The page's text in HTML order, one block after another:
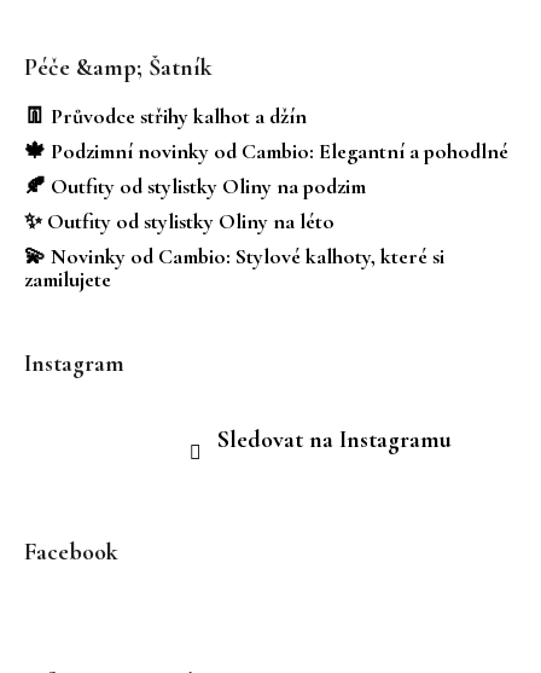
Péče &amp; Šatník
👖 Průvodce střihy kalhot a džín
🍁 Podzimní novinky od Cambio: Elegantní a pohodlné
🍂 Outfity od stylistky Oliny na podzim
✨ Outfity od stylistky Oliny na léto
💫 Novinky od Cambio: Stylové kalhoty, které si
zamilujete
Instagram
Sledovat na Instagramu
Facebook